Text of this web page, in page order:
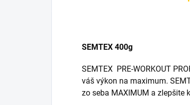
SEMTEX 400g
SEMTEX PRE-WORKOUT
váš výkon na maximum.
zo seba MAXIMUM a zlepšite